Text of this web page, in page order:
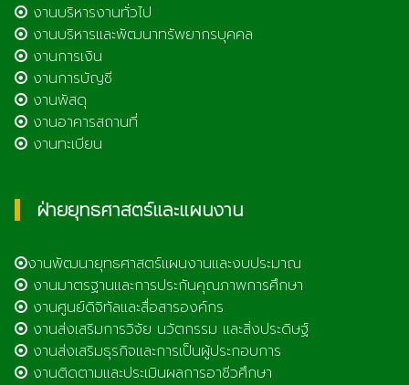
งานบริหารงานทั่วไป
งานบริหารและพัฒนาทรัพยากรบุคคล
งานการเงิน
งานการบัญชี
งานพัสดุ
งานอาคารสถานที่
งานทะเบียน
ฝ่ายยุทธศาสตร์และแผนงาน
งานพัฒนายุทธศาสตร์แผนงานและงบประมาณ
งานมาตรฐานและการประกันคุณภาพการศึกษา
งานศูนย์ดิจิทัลและสื่อสารองค์กร
งานส่งเสริมการวิจัย นวัตกรรม และสิ่งประดิษฐ์
งานส่งเสริมธุรกิจและการเป็นผู้ประกอบการ
งานติดตามและประเมินผลการอาชีวศึกษา